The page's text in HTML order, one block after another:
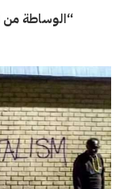
“الوساطة من